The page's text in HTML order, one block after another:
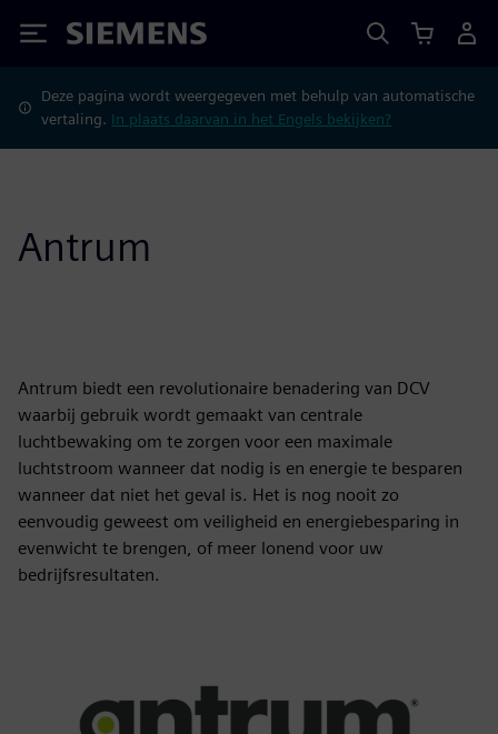
Siemens
Deze pagina wordt weergegeven met behulp van automatische
vertaling. In plaats daarvan in het Engels bekijken?
Antrum
Antrum biedt een revolutionaire benadering van DCV
waarbij gebruik wordt gemaakt van centrale
luchtbewaking om te zorgen voor een maximale
luchtstroom wanneer dat nodig is en energie te besparen
wanneer dat niet het geval is. Het is nog nooit zo
eenvoudig geweest om veiligheid en energiebesparing in
evenwicht te brengen, of meer lonend voor uw
bedrijfsresultaten.